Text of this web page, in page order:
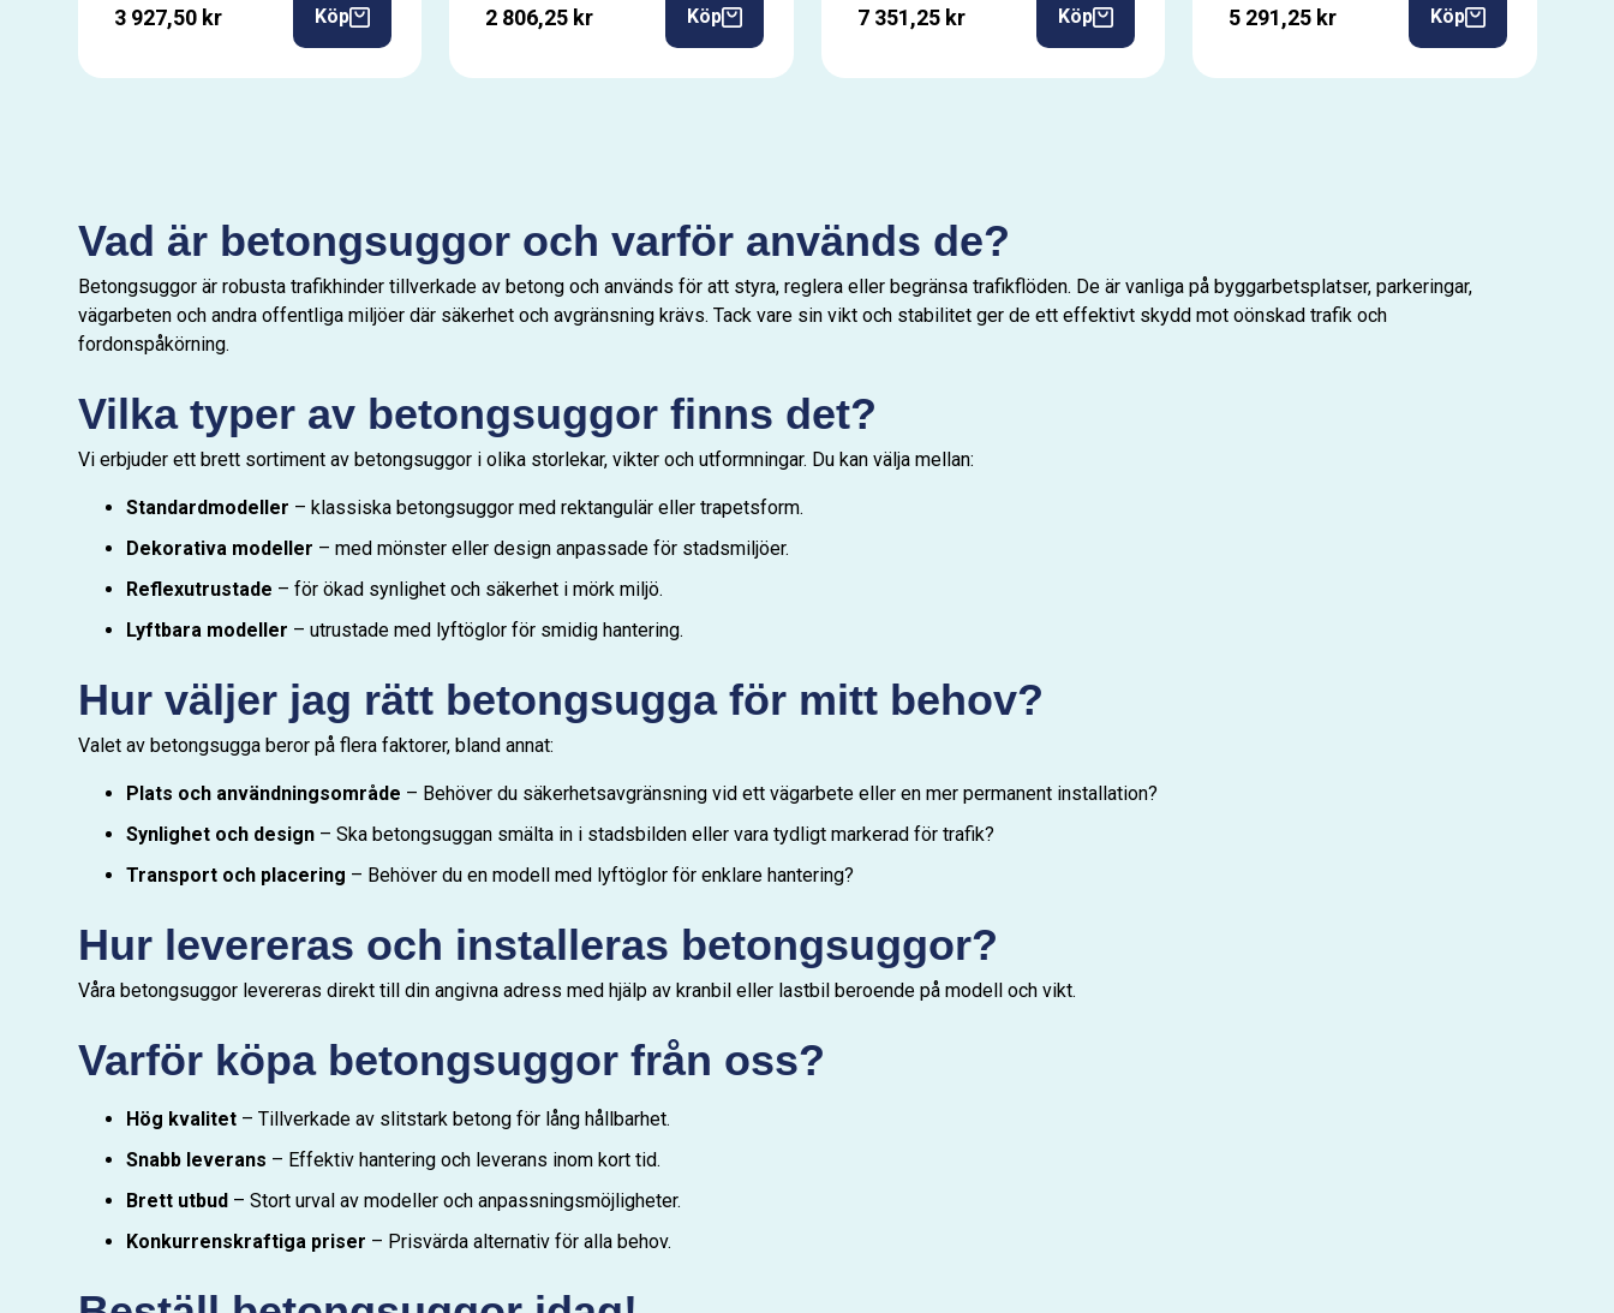
3 927,50 kr Köp 2 806,25 kr Köp 7 351,25 kr Köp 5 291,25 kr Köp
Vad är betongsuggor och varför används de?
Betongsuggor är robusta trafikhinder tillverkade av betong och används för att styra, reglera eller begränsa trafikflöden. De är vanliga på byggarbetsplatser, parkeringar,
vägarbeten och andra offentliga miljöer där säkerhet och avgränsning krävs. Tack vare sin vikt och stabilitet ger de ett effektivt skydd mot oönskad trafik och
fordonspåkörning.
Vilka typer av betongsuggor finns det?
Vi erbjuder ett brett sortiment av betongsuggor i olika storlekar, vikter och utformningar. Du kan välja mellan:
Standardmodeller – klassiska betongsuggor med rektangulär eller trapetsform.
Dekorativa modeller – med mönster eller design anpassade för stadsmiljöer.
Reflexutrustade – för ökad synlighet och säkerhet i mörk miljö.
Lyftbara modeller – utrustade med lyftöglor för smidig hantering.
Hur väljer jag rätt betongsugga för mitt behov?
Valet av betongsugga beror på flera faktorer, bland annat:
Plats och användningsområde – Behöver du säkerhetsavgränsning vid ett vägarbete eller en mer permanent installation?
Synlighet och design– Ska betongsuggan smälta in i stadsbilden eller vara tydligt markerad för trafik?
Transport och placering – Behöver du en modell med lyftöglor för enklare hantering?
Hur levereras och installeras betongsuggor?
Våra betongsuggor levereras direkt till din angivna adress med hjälp av kranbil eller lastbil beroende på modell och vikt.
Varför köpa betongsuggor från oss?
Hög kvalitet– Tillverkade av slitstark betong för lång hållbarhet.
Snabb leverans – Effektiv hantering och leverans inom kort tid.
Brett utbud– Stort urval av modeller och anpassningsmöjligheter.
Konkurrenskraftiga priser – Prisvärda alternativ för alla behov.